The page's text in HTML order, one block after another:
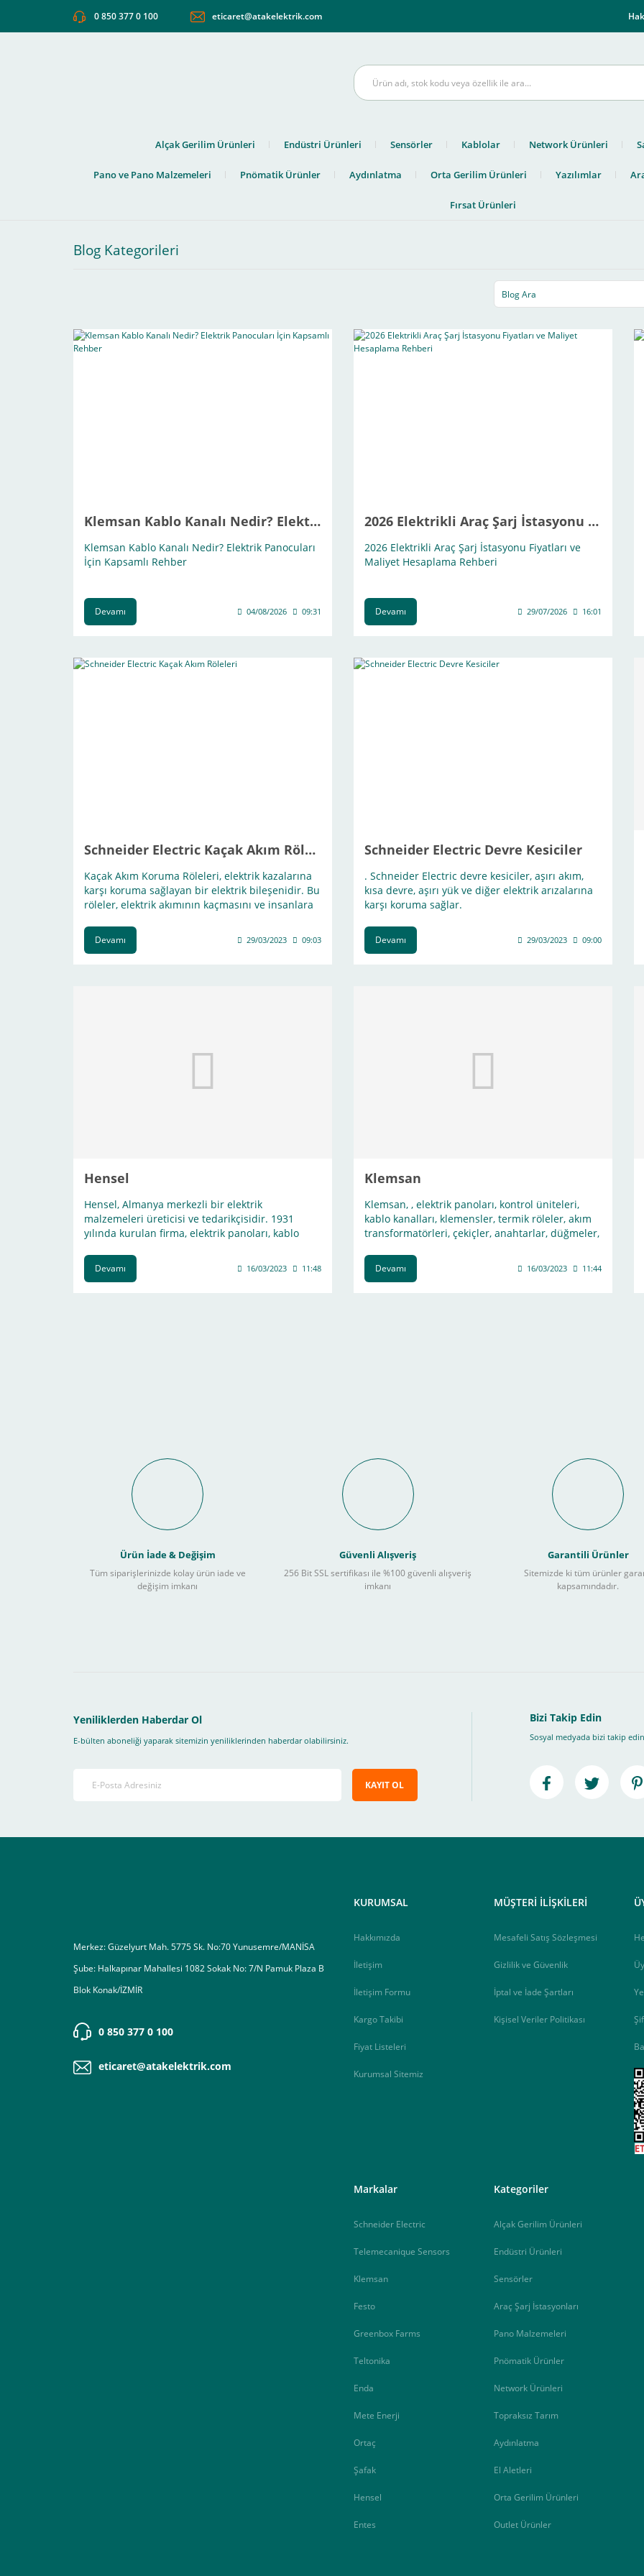
0 850 377 0 100 eticaret@atakelektrik.com
Alçak Gerilim Ürünleri Endüstri Ürünleri Sensörler Kablolar Network Ürünleri
Pano ve Pano Malzemeleri Pnömatik Ürünler Aydınlatma Orta Gerilim Ürünleri Yazılımlar
Fırsat Ürünleri
Blog Kategorileri
Klemsan Kablo Kanalı Nedir? Elektrik Panocuları İçin Kapsamlı Rehber
Klemsan Kablo Kanalı Nedir? Elektrik Panocuları
İçin Kapsamlı Rehber
Devamı 04/08/2026 09:31
2026 Elektrikli Araç Şarj İstasyonu Fiyatları ve Maliyet Hesaplama Rehberi
2026 Elektrikli Araç Şarj İstasyonu Fiyatları ve
Maliyet Hesaplama Rehberi
Devamı 29/07/2026 16:01
Schneider Electric Kaçak Akım Röleleri
Kaçak Akım Koruma Röleleri, elektrik kazalarına
karşı koruma sağlayan bir elektrik bileşenidir. Bu
röleler, elektrik akımının kaçmasını ve insanlara
tasarlanmıştır.
Devamı 29/03/2023 09:03
Schneider Electric Devre Kesiciler
. Schneider Electric devre kesiciler, aşırı akım,
kısa devre, aşırı yük ve diğer elektrik arızalarına
karşı koruma sağlar.
Devamı 29/03/2023 09:00
Hensel
Hensel, Almanya merkezli bir elektrik
malzemeleri üreticisi ve tedarikçisidir. 1931
yılında kurulan firma, elektrik panoları, kablo
anahtarlar, prizler, dağıtım kutuları ve diğer
elektrik malzemeleri gibi geniş bir ürün
Devamı 16/03/2023 11:48
Klemsan
Klemsan, , elektrik panoları, kontrol üniteleri,
kablo kanalları, klemensler, termik röleler, akım
transformatörleri, çekiçler, anahtarlar, düğmeler,
bir ürün yelpazesi sunmaktadır.
Devamı 16/03/2023 11:44
Ürün İade & Değişim
Tüm siparişlerinizde kolay ürün iade ve
değişim imkanı
Güvenli Alışveriş
256 Bit SSL sertifikası ile %100 güvenli alışveriş
imkanı
Garantili Ürünler
Sitemizde ki tüm ürünler
kapsamındadır.
Yeniliklerden Haberdar Ol
E-bülten aboneliği yaparak sitemizin yeniliklerinden haberdar olabilirsiniz.
KAYIT OL
Bizi Takip Edin
Sosyal medyada bizi takip
Merkez: Güzelyurt Mah. 5775 Sk. No:70 Yunusemre/MANİSA
Şube: Halkapınar Mahallesi 1082 Sokak No: 7/N Pamuk Plaza B
Blok Konak/İZMİR
0 850 377 0 100
eticaret@atakelektrik.com
KURUMSAL
Hakkımızda
İletişim
İletişim Formu
Kargo Takibi
Fiyat Listeleri
Kurumsal Sitemiz
MÜŞTERİ İLİŞKİLERİ
Mesafeli Satış Sözleşmesi
Gizlilik ve Güvenlik
İptal ve İade Şartları
Kişisel Veriler Politikası
Markalar
Schneider Electric
Telemecanique Sensors
Klemsan
Festo
Greenbox Farms
Teltonika
Enda
Mete Enerji
Ortaç
Şafak
Hensel
Entes
Kategoriler
Alçak Gerilim Ürünleri
Endüstri Ürünleri
Sensörler
Araç Şarj İstasyonları
Pano Malzemeleri
Pnömatik Ürünler
Network Ürünleri
Topraksız Tarım
Aydınlatma
El Aletleri
Orta Gerilim Ürünleri
Outlet Ürünler